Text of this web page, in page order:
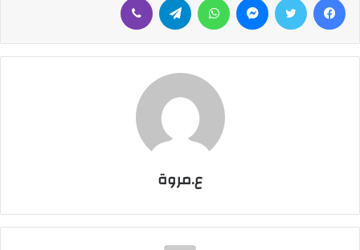
ع.مروة